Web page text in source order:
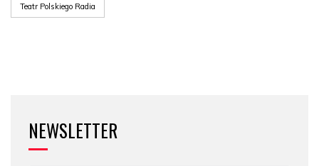
Teatr Polskiego Radia
NEWSLETTER